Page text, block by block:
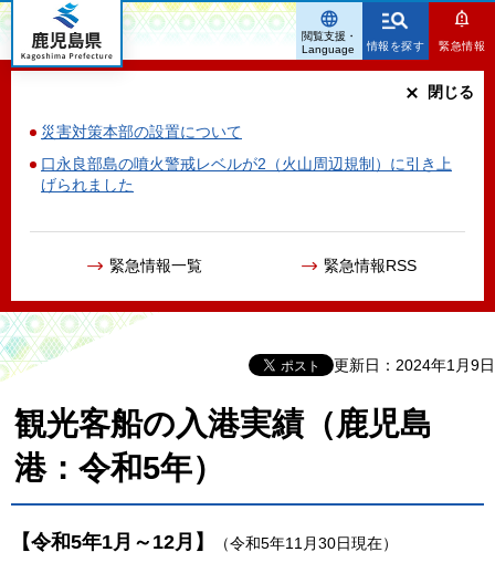
鹿児島県
情報を探す 緊急情報
災害対策本部の設置について
口永良部島の噴火警戒レベルが2（火山周辺規制）に引き上
げられました
緊急情報一覧 緊急情報RSS
閉じる
閲覧支援・
Language
更新日：2024年1月9日
観光客船の入港実績（鹿児島
港：令和5年）
【令和5年1月～12月】 （令和5年11月30日現在）